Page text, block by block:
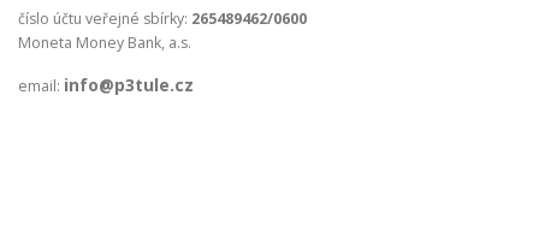
číslo účtu veřejné sbírky: 265489462/0600
Moneta Money Bank, a.s.
email: info@p3tule.cz